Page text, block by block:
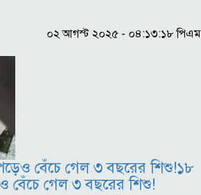
০২ আগস্ট ২০২৫ - ০৪:১৩:১৮ পিএম
বেঁচে গেল ৩ বছরের শিশু!১৮
বেঁচে গেল ৩ বছরের শিশু!